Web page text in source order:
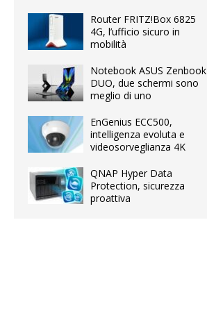
Router FRITZ!Box 6825
4G, l’ufficio sicuro in
mobilità
Notebook ASUS Zenbook
DUO, due schermi sono
meglio di uno
EnGenius ECC500,
intelligenza evoluta e
videosorveglianza 4K
QNAP Hyper Data
Protection, sicurezza
proattiva